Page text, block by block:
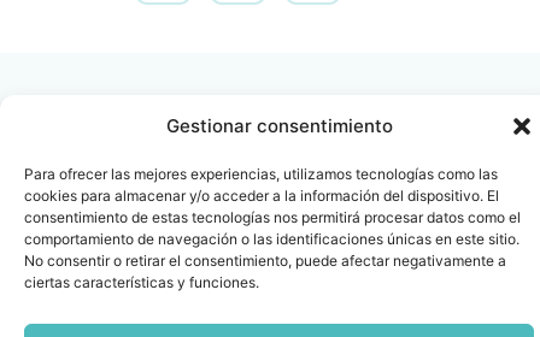
Gestionar consentimiento
Para ofrecer las mejores experiencias, utilizamos tecnologías como las
cookies para almacenar y/o acceder a la información del dispositivo. El
consentimiento de estas tecnologías nos permitirá procesar datos como el
comportamiento de navegación o las identificaciones únicas en este sitio.
No consentir o retirar el consentimiento, puede afectar negativamente a
ciertas características y funciones.
Contacto
info@fenin.es
C/ Villanueva, 20 - 1-
28001
Oficina Barcelona
Travesera de Gracia, 56 -
1º, 3ª 08006
932 014 655